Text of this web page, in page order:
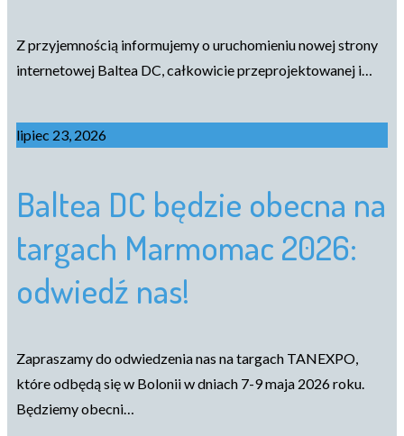
Z przyjemnością informujemy o uruchomieniu nowej strony
internetowej Baltea DC, całkowicie przeprojektowanej i…
lipiec 23, 2026
Baltea DC będzie obecna na
targach Marmomac 2026:
odwiedź nas!
Zapraszamy do odwiedzenia nas na targach TANEXPO,
które odbędą się w Bolonii w dniach 7-9 maja 2026 roku.
Będziemy obecni…